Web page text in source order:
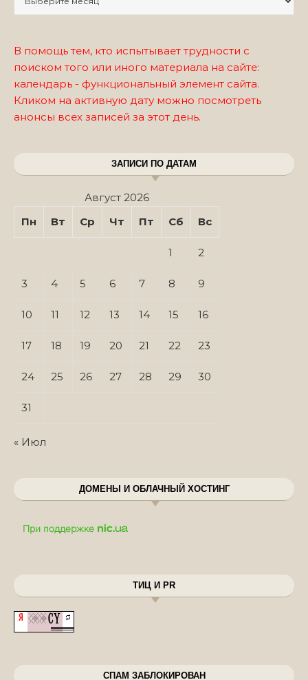
В помощь тем, кто испытывает трудности с
поиском того или иного материала на сайте:
календарь - функциональный элемент сайта.
Кликом на активную дату можно посмотреть
анонсы всех записей за этот день.
ЗАПИСИ ПО ДАТАМ
Август 2026
Пн
Вт Ср Чт Пт Сб Вс
1 2
3 4 5 6 7 8 9
10 11 12 13 14 15 16
17 18 19 20 21 22 23
24 25 26 27 28 29 30
31
« Июл
ДОМЕНЫ И ОБЛАЧНЫЙ ХОСТИНГ
ТИЦ И PR
СПАМ ЗАБЛОКИРОВАН